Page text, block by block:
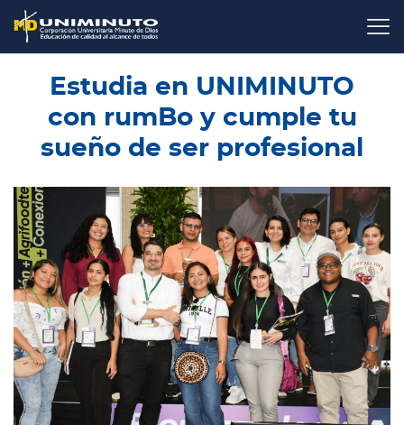
Pasar
contenido
principal
Estudia en UNIMINUTO
con rumBo y cumple tu
sueño de ser profesional